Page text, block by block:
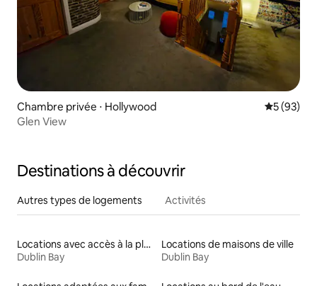
Chambre privée ⋅ Hollywood
5 (93)
Glen View
Destinations à découvrir
Autres types de logements Activités
Locations avec accès à la plage
Dublin Bay
Locations de maisons de ville
Dublin Bay